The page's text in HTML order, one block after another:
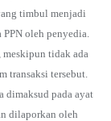
timbul menjadi
oleh penyedia.
meskipun tidak ada
transaksi tersebut.
dimaksud pada ayat
dilaporkan oleh